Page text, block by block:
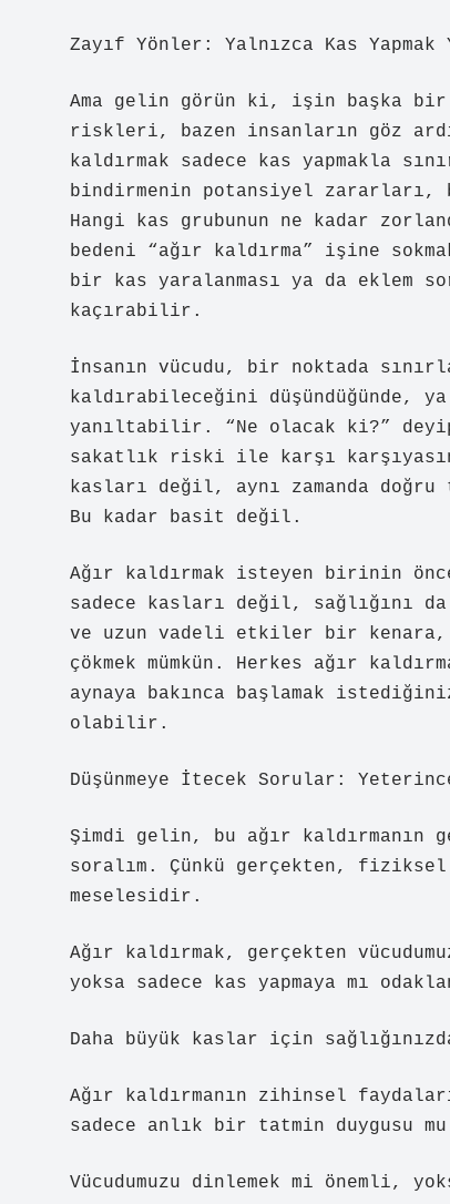
Zayıf Yönler: Yalnızca Kas Yapmak
Ama gelin görün ki, işin başka bir
riskleri, bazen insanların göz
kaldırmak sadece kas yapmakla
bindirmenin potansiyel zararları,
Hangi kas grubunun ne kadar
bedeni “ağır kaldırma” işine
bir kas yaralanması ya da eklem
kaçırabilir.
İnsanın vücudu, bir noktada
kaldırabileceğini düşündüğünde,
yanıltabilir. “Ne olacak ki?”
sakatlık riski ile karşı
kasları değil, aynı zamanda
Bu kadar basit değil.
Ağır kaldırmak isteyen birinin
sadece kasları değil, sağlığını
ve uzun vadeli etkiler bir
çökmek mümkün. Herkes ağır
aynaya bakınca başlamak
olabilir.
Düşünmeye İtecek Sorular:
Şimdi gelin, bu ağır
soralım. Çünkü gerçekten,
meselesidir.
Ağır kaldırmak, gerçekten
yoksa sadece kas yapmaya mı
Daha büyük kaslar için
Ağır kaldırmanın zihinsel
sadece anlık bir tatmin duygusu
Vücudumuzu dinlemek mi önemli,